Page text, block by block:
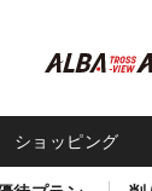
ショッピング